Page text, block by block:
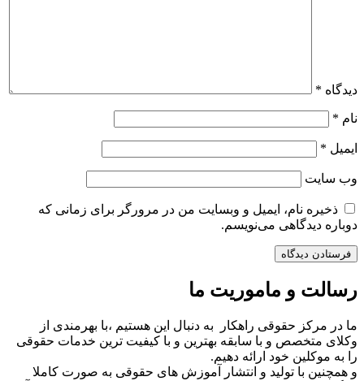
دیدگاه *
نام *
ایمیل *
وب‌ سایت
ذخیره نام، ایمیل و وبسایت من در مرورگر برای زمانی که
دوباره دیدگاهی می‌نویسم.
رسالت و ماموریت ما
ما در مرکز حقوقی راهکار به دنبال این هستیم ،با بهرمندی از
وکلای متخصص و با سابقه بهترین و با کیفیت ترین خدمات حقوقی
را به موکلین خود ارائه دهیم.
و همچنین با تولید و انتشار آموزش های حقوقی به صورت کاملا